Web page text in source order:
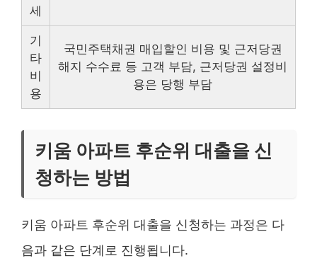
세
기
타
비
용
국민주택채권 매입할인 비용 및 근저당권
해지 수수료 등 고객 부담, 근저당권 설정비
용은 당행 부담
키움 아파트 후순위 대출을 신
청하는 방법
키움 아파트 후순위 대출을 신청하는 과정은 다
음과 같은 단계로 진행됩니다.